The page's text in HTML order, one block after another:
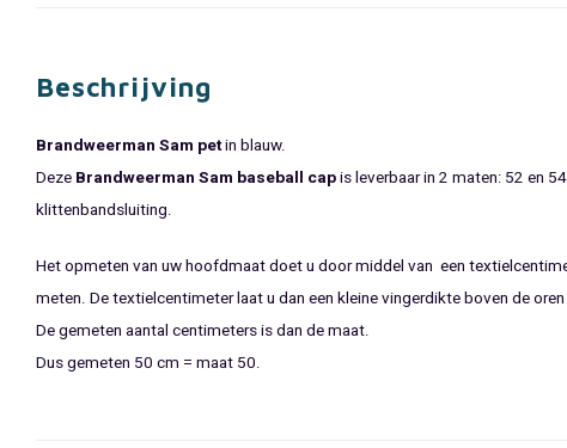
Beschrijving
Brandweerman Sam petin blauw.
Deze Brandweerman Sam baseball capis leverbaar in 2 maten: 52 en
klittenbandsluiting.
Het opmeten van uw hoofdmaat doet u door middel van een
meten. De textielcentimeter laat u dan een kleine vingerdikte boven de
De gemeten aantal centimeters is dan de maat.
Dus gemeten 50 cm = maat 50.